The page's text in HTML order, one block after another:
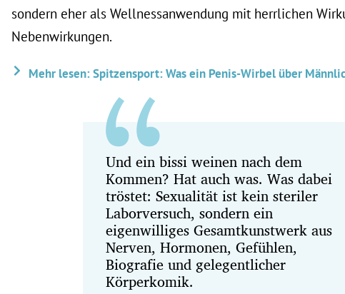
sondern eher als Wellnessanwendung mit herrlichen
Nebenwirkungen.
Mehr lesen: Spitzensport: Was ein Penis-Wirbel über
Und ein bissi weinen nach dem
Kommen? Hat auch was. Was dabei
tröstet: Sexualität ist kein steriler
Laborversuch, sondern ein
eigenwilliges Gesamtkunstwerk aus
Nerven, Hormonen, Gefühlen,
Biografie und gelegentlicher
Körperkomik.